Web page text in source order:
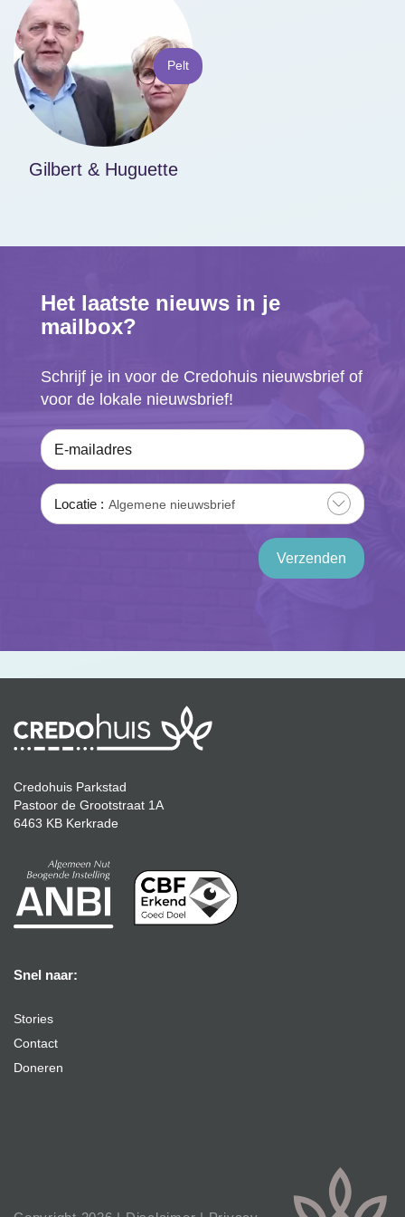
Gilbert & Huguette
Pelt
Het laatste nieuws in je
mailbox?
Schrijf je in voor de Credohuis nieuwsbrief of
voor de lokale nieuwsbrief!
E-mailadres
Locatie Algemene nieuwsbrief
Verzenden
Credohuis Parkstad
Pastoor de Grootstraat 1A
6463 KB Kerkrade
Snel naar:
Stories
Contact
Doneren